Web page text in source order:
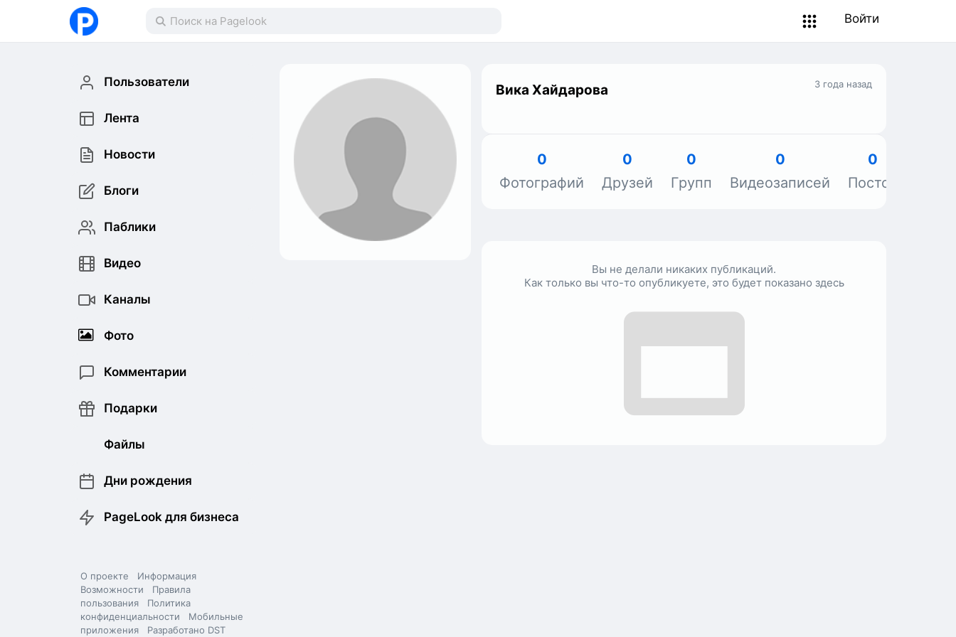
Войти
Пользователи
Лента
Новости
Блоги
Паблики
Видео
Каналы
Фото
Комментарии
Подарки
Файлы
Дни рождения
PageLook для бизнеса
О проекте
Информация
Возможности
Правила
пользования
Политика
конфиденциальности
Мобильные
приложения
Разработано DST
3 года назад
Вика Хайдарова
0
Фотографий
0
Друзей
0
Групп
0
Видеозаписей
0
Постов
Вы не делали никаких публикаций.
Как только вы что-то опубликуете, это будет показано здесь